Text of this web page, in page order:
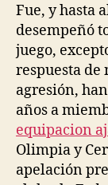
Fue, y hasta
desempeñó
juego,
respuesta de
agresión,
años a
equipacion
Olimpia y
apelación